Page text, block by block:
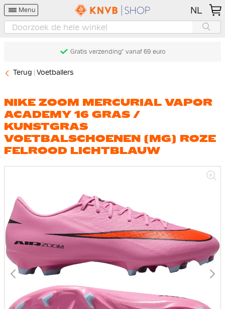
Menu NL
Gratis verzending* vanaf 69 euro
Terug Voetballers
NIKE ZOOM MERCURIAL VAPOR
ACADEMY 16 GRAS /
KUNSTGRAS
VOETBALSCHOENEN (MG) ROZE
FELROOD LICHTBLAUW
afbeeldingen-
gallerij